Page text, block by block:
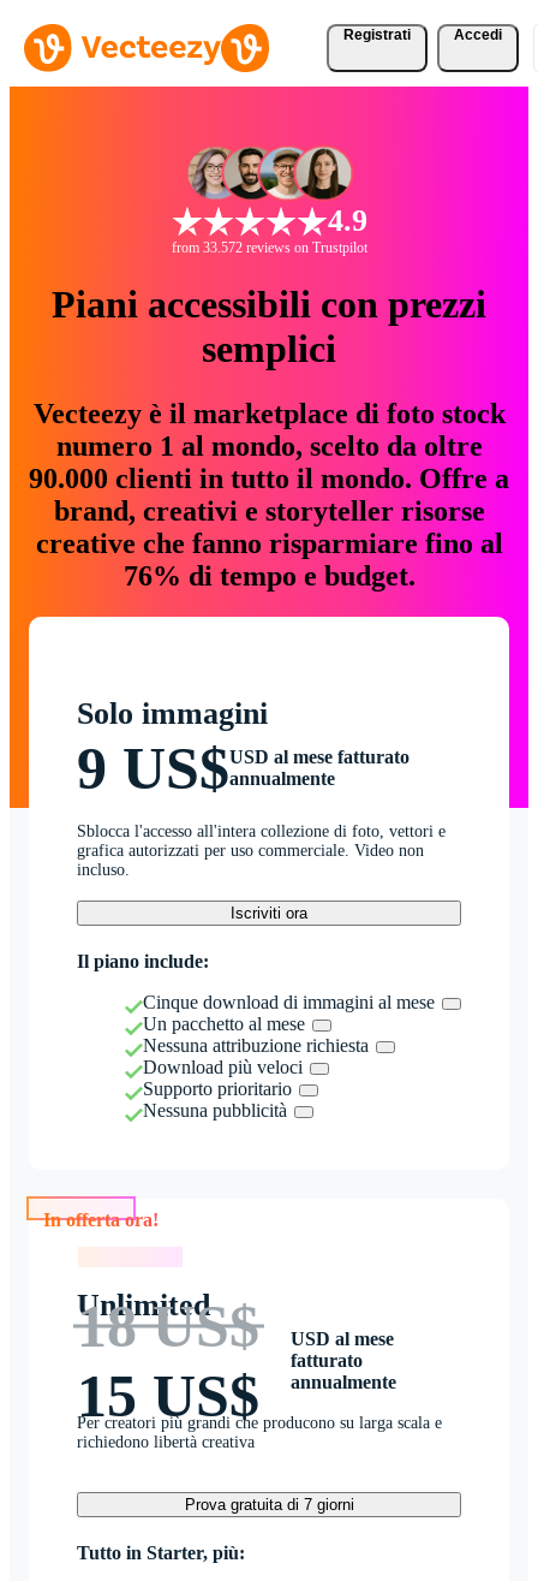
Registrati Accedi
4.9
from 33.572 reviews on Trustpilot
Piani accessibili con prezzi
semplici
Vecteezy è il marketplace di foto stock
numero 1 al mondo, scelto da oltre
90.000 clienti in tutto il mondo. Offre a
brand, creativi e storyteller risorse
creative che fanno risparmiare fino al
76% di tempo e budget.
Solo immagini
9 US$USD al mese fatturato
annualmente
Sblocca l'accesso all'intera collezione di foto, vettori e
grafica autorizzati per uso commerciale. Video non
incluso.
Iscriviti ora
Il piano include:
Cinque download di immagini al mese
Un pacchetto al mese
Nessuna attribuzione richiesta
Download più veloci
Supporto prioritario
Nessuna pubblicità
Unlimited
18 US$
15 US$
USD al mese
fatturato
annualmente
Per creatori più grandi che producono su larga scala e
richiedono libertà creativa
Prova gratuita di 7 giorni
Tutto in Starter, più: